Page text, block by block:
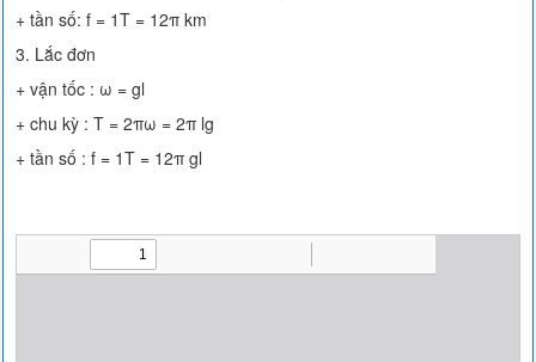
+ tần số: f = 1T = 12π km
3. Lắc đơn
+ vận tốc : ω = gl
+ chu kỳ : T = 2πω = 2π lg
+ tần số : f = 1T = 12π gl